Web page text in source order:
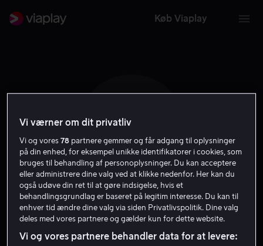
Køb Viaplay
A H
Allan Hawco
Skuespiller
Vi værner om dit privatliv
Vi og vores78 partnere gemmer og får adgang til oplysninger
på din enhed, for eksempel unikke identifikatorer i cookies, som
bruges til behandling af personoplysninger. Du kan acceptere
eller administrere dine valg ved at klikke nedenfor. Her kan du
også udøve din ret til at gøre indsigelse, hvis et
behandlingsgrundlag er baseret på legitim interesse. Du kan til
enhver tid ændre dine valg via siden Privatlivspolitik. Dine valg
deles med vores partnere og gælder kun for dette website.
Vi og vores partnere behandler data for at levere: